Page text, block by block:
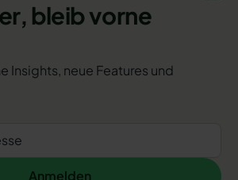
bleib vorne
Insights, neue Features und
Anmelden